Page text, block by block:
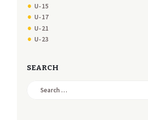
U-15
U-17
U-21
U-23
SEARCH